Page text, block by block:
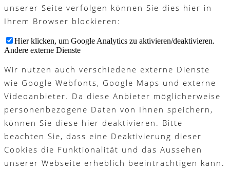
unserer Seite verfolgen können Sie dies hier in
Ihrem Browser blockieren:
Hier klicken, um Google Analytics zu aktivieren/deaktivieren.
Andere externe Dienste
Wir nutzen auch verschiedene externe Dienste
wie Google Webfonts, Google Maps und externe
Videoanbieter. Da diese Anbieter möglicherweise
personenbezogene Daten von Ihnen speichern,
können Sie diese hier deaktivieren. Bitte
beachten Sie, dass eine Deaktivierung dieser
Cookies die Funktionalität und das Aussehen
unserer Webseite erheblich beeinträchtigen kann.